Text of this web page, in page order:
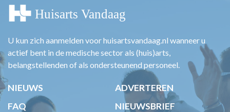
U kun zich aanmelden voor huisartsvandaag.nl wanneer u
actief bent in de medische sector als (huis)arts,
belangstellenden of als ondersteunend personeel.
NIEUWS
ADVERTEREN
FAQ
NIEUWSBRIEF